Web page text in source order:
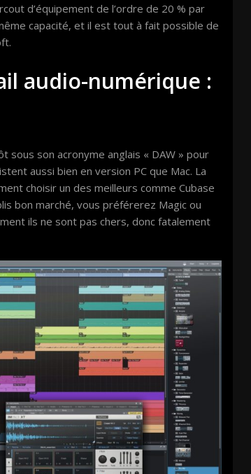
d’équipement de l’ordre de 20 % par
capacité, et il est tout à fait possible de
audio-numérique :
sous son acronyme anglais « DAW » pour
aussi bien en version PC que Mac. La
choisir un des meilleurs comme Cubase
bon marché, vous préférerez Magic ou
ils ne sont pas chers, donc fatalement